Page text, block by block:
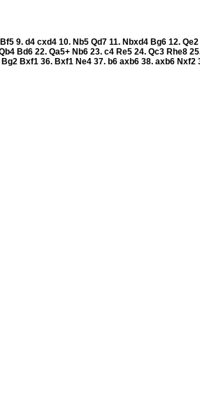
Bf5 9. d4 cxd4 10. Nb5 Qd7 11. Nbxd4 Bg6 12. Qe2
Bd6 22. Qa5+ Nb6 23. c4 Re5 24. Qc3 Rhe8
Bg2 Bxf1 36. Bxf1 Ne4 37. b6 axb6 38. axb6 Nxf2